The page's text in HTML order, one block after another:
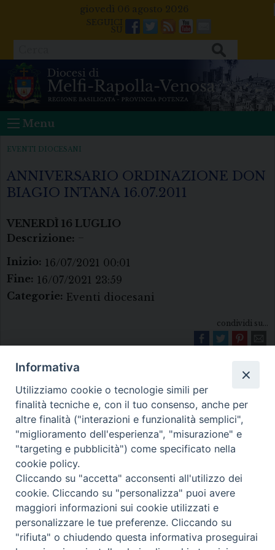
giovedì 06 agosto 2026
Facebook
Twitter
FeedsYoutube
Mail
Menu
EVENTI DIOCESANI
ANNIVERSARIO ORDINAZIONE DON
BIAGIO INTANA 16.07.2011
VENERDÌ 16 LUGLIO
Descrizione: –
Inizio: 16/07/2021 00:01
Fine: 16/07/2021 23:59
Categorie: Eventi diocesani
condividi su...
Diocesi di Melfi Rapolla Venosa
• Largo Duomo, 12 - 85025 MELFI (PZ) •
Tel. 0972238604
PEC ufficiale della Diocesi:
diocesi.melfi_rapolla_venosa@legalmail.it
Informativa
Utilizziamo cookie o tecnologie simili per
finalità tecniche e, con il tuo consenso, anche per
altre finalità ("interazioni e funzionalità semplici",
"miglioramento dell'esperienza", "misurazione" e
"targeting e pubblicità") come specificato nella
cookie policy.
Cliccando su "accetta" acconsenti all'utilizzo dei
cookie. Cliccando su "personalizza" puoi avere
maggiori informazioni sui cookie utilizzati e
personalizzare le tue preferenze. Cliccando su
"rifiuta" o chiudendo questa informativa proseguirai